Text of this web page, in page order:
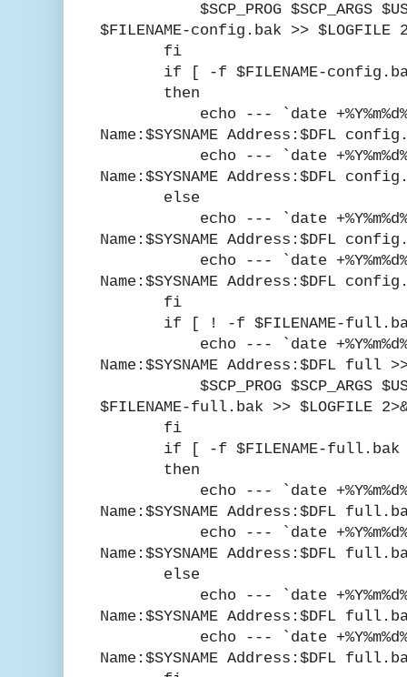
$SCP_PROG $SCP_ARGS
$FILENAME-config.bak >> $LOGFILE
fi
if [ -f $FILENAME-
then
echo --- `date
Name:$SYSNAME Address:$DFL
echo --- `date
Name:$SYSNAME Address:$DFL
else
echo --- `date
Name:$SYSNAME Address:$DFL
echo --- `date
Name:$SYSNAME Address:$DFL
fi
if [ ! -f $FILENAME-
echo --- `date
Name:$SYSNAME Address:$DFL full
$SCP_PROG $SCP_ARGS
$FILENAME-full.bak >> $LOGFILE
fi
if [ -f $FILENAME-full.bak
then
echo --- `date
Name:$SYSNAME Address:$DFL
echo --- `date
Name:$SYSNAME Address:$DFL
else
echo --- `date
Name:$SYSNAME Address:$DFL
echo --- `date
Name:$SYSNAME Address:$DFL